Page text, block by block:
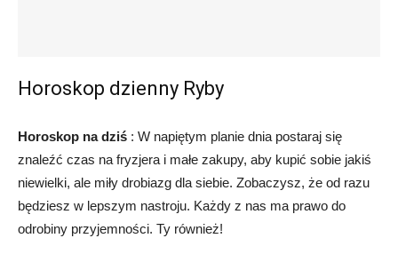
Horoskop dzienny Ryby
Horoskop na dziś : W napiętym planie dnia postaraj się
znaleźć czas na fryzjera i małe zakupy, aby kupić sobie jakiś
niewielki, ale miły drobiazg dla siebie. Zobaczysz, że od razu
będziesz w lepszym nastroju. Każdy z nas ma prawo do
odrobiny przyjemności. Ty również!